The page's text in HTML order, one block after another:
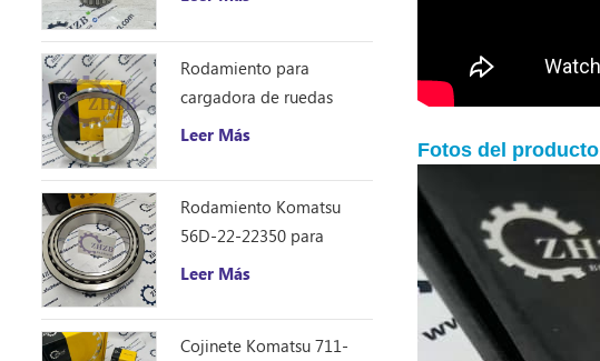
Fotos del producto
Rodamiento para
cargadora de ruedas
Caterpillar 8S9076
Leer Más
Rodamiento Komatsu
56D-22-22350 para
camión volquete HM250
Leer Más
Cojinete Komatsu 711-